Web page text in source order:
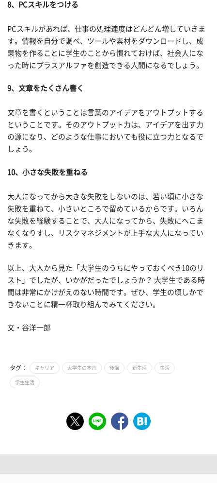
8、PCスキルをつける
PCスキルがあれば、仕事の処理速度はどんどん増していきま
す。情報を自分で調べ、ツールや素材をダウンロードし、成
果物を作ることに学生のことから慣れておけば、社会人にな
った時にプラスアルファを創造できる人間になるでしょう。
9、文章をたくさん書く
文章を書くということは言葉のアイデアをアウトプットする
ということです。そのアウトプット力は、アイデアを出す力
の源になり、どのような仕事においても役に立つ力となるで
しょう。
10、小さな失敗を重ねる
大人になってから大きな失敗をしないのは、若い頃に小さな
失敗を重ねて、小さいところで留めているからです。いろん
な失敗を経験することで、大人になってから、失敗にへこま
なくなりすし、リスクマネジメントが上手な大人になってい
きます。
以上、大人から見た「大学生のうちにやっておくべき10のリ
スト」でしたが、いかがだったでしょうか？ 大学生である時
間は非常にかけがえのない時間です。ぜひ、学生の頃しかで
きないことに精一杯取り組んでみてください。
文・谷洋一郎
タグ： キャリア 大学生の本音 後悔 新生活 生活
学生生活